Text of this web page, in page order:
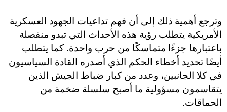
وترجع أهمية ذلك إلى أن فهم تداعيات الجهود العسكرية
الأمريكية يتطلب رؤية هذه الأحداث التي تبدو منفصلة
باعتبارها جزءًا متماسكًا من حرب واحدة. كما يتطلب
أيضًا تحديد أخطاء الحكم الذي أصدره القادة السياسيون
في كلا الجانبين، وعدد من كبار ضباط الجيش الذين
يتقاسمون مسؤولية ما أصبح سلسلة ضخمة من
الحماقات.